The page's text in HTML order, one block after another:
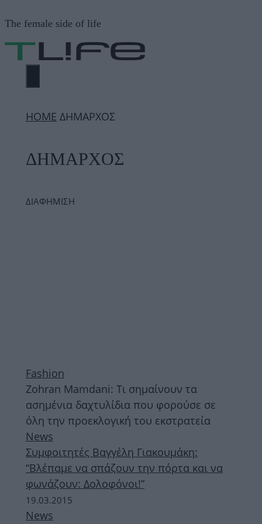
σε
περιεχόμενο
The female side of life
ΜΕΝΟΎ
ΗΟΜΕ ΔΗΜΑΡΧΟΣ
ΔΗΜΑΡΧΟΣ
ΔΙΑΦΗΜΙΣΗ
Fashion
Zohran Mamdani: Τι σημαίνουν τα
ασημένια δαχτυλίδια που φορούσε σε
όλη την προεκλογική του εκστρατεία
News
Συμφοιτητές Βαγγέλη Γιακουμάκη:
“Βλέπαμε να σπάζουν την πόρτα και να
φωνάζουν: Δολοφόνοι!”
19.03.2015
News